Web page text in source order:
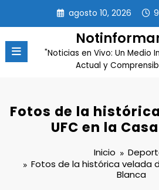
contenido
agosto 10, 2026
"Noticias en Vivo: Un Medio
Actual y
Fotos de la
UFC en la
Inicio
Fotos de la histórica velada
Blanca